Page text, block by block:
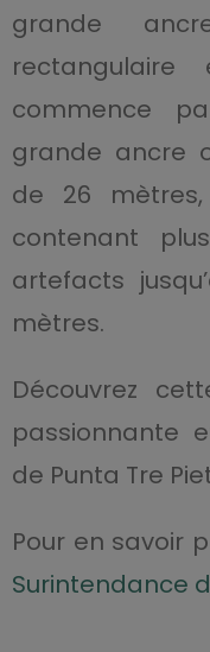
grande
commence
grande ancre
de 26
contenant
artefacts
mètres.
Découvrez
passionnante
de Punta Tre
Pour en savoir
Surintendance